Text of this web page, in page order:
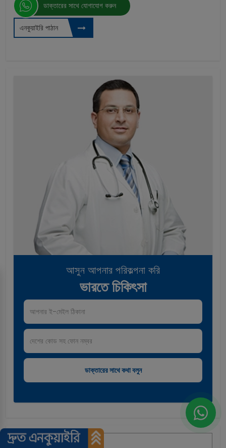
ডাক্তারের সাথে যোগাযোগ করুন
এনকুয়াইরি পাঠান
আসুন আপনার পরিকল্পনা করি
ভারতে চিকিৎসা